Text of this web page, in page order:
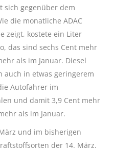
sich gegenüber dem
die monatliche ADAC
zeigt, kostete ein Liter
das sind sechs Cent mehr
als im Januar. Diesel
auch in etwas geringerem
Autofahrer im
und damit 3,9 Cent mehr
als im Januar.
und im bisherigen
der 14. März.